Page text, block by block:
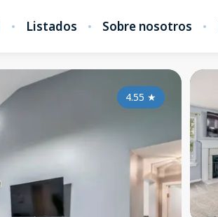
Listados Sobre nosotros
4.55 ★